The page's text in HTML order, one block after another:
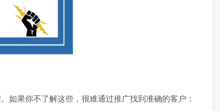
果你不了解这些，很难通过推广找到准确的客户：